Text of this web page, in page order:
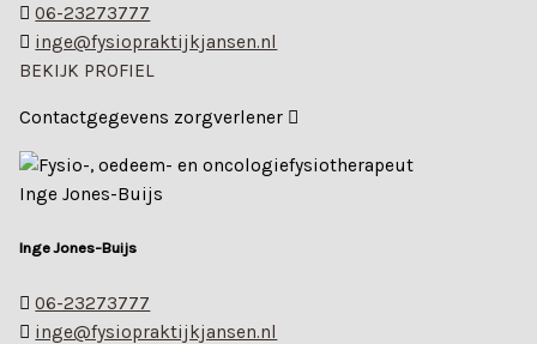
06-23273777
inge@fysiopraktijkjansen.nl
BEKIJK PROFIEL
Contactgegevens zorgverlener
Inge Jones-Buijs
06-23273777
inge@fysiopraktijkjansen.nl